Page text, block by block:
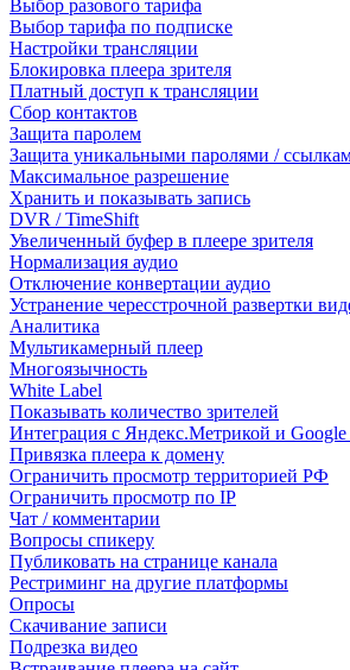
Выбор разового тарифа
Выбор тарифа по подписке
Настройки трансляции
Блокировка плеера зрителя
Платный доступ к трансляции
Сбор контактов
Защита паролем
Защита уникальными паролями /
Максимальное разрешение
Хранить и показывать запись
DVR / TimeShift
Увеличенный буфер в плеере зрителя
Нормализация аудио
Отключение конвертации аудио
Устранение чересстрочной развертки
Аналитика
Мультикамерный плеер
Многоязычность
White Label
Показывать количество зрителей
Интеграция с Яндекс.Метрикой и
Привязка плеера к домену
Ограничить просмотр территорией РФ
Ограничить просмотр по IP
Чат / комментарии
Вопросы спикеру
Публиковать на странице канала
Рестриминг на другие платформы
Опросы
Скачивание записи
Подрезка видео